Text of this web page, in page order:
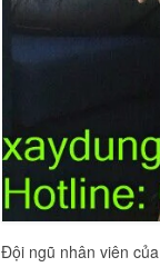
Đội ngũ nhân viên